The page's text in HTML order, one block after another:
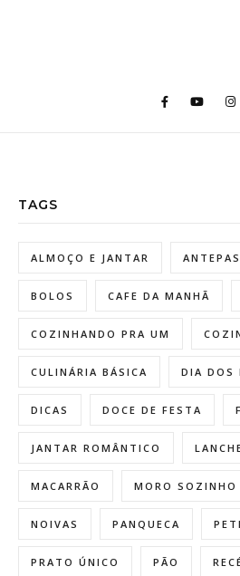
TAGS
ALMOÇO E JANTAR
BOLOS CAFE DA MANHÃ
COZINHANDO PRA UM
CULINÁRIA BÁSICA DIA DOS
DICAS DOCE DE FESTA
JANTAR ROMÂNTICO
MACARRÃO MORO SOZINHO
NOIVAS PANQUECA
PRATO ÚNICO PÃO